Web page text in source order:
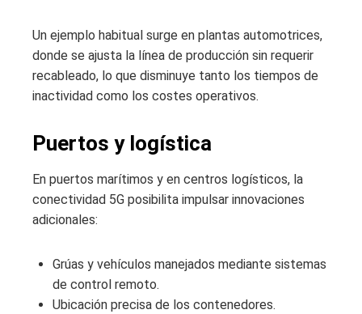
Un ejemplo habitual surge en plantas automotrices,
donde se ajusta la línea de producción sin requerir
recableado, lo que disminuye tanto los tiempos de
inactividad como los costes operativos.
Puertos y logística
En puertos marítimos y en centros logísticos, la
conectividad 5G posibilita impulsar innovaciones
adicionales:
Grúas y vehículos manejados mediante sistemas
de control remoto.
Ubicación precisa de los contenedores.